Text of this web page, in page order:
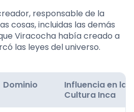
responsable de la
cosas, incluidas las demás
Viracocha había creado a
las leyes del universo.
Dominio
Influencia en la
Cultura Inca